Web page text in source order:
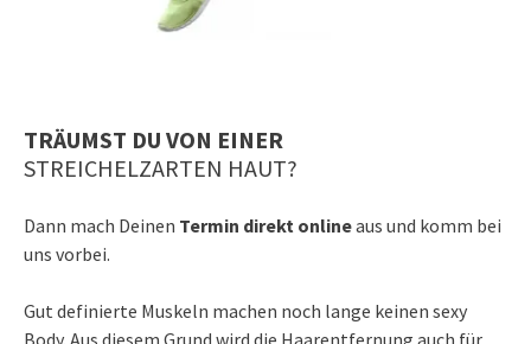
TRÄUMST DU VON EINER
STREICHELZARTEN HAUT?
Dann mach Deinen Termin direkt onlineaus und komm bei
uns vorbei.
Gut definierte Muskeln machen noch lange keinen sexy
Body. Aus diesem Grund wird die Haarentfernung auch für